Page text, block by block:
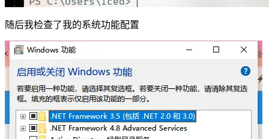
随后我检查了我的系统功能配置